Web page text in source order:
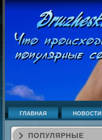
ГЛАВНАЯ НОВОСТИ
ПОПУЛЯРНЫЕ